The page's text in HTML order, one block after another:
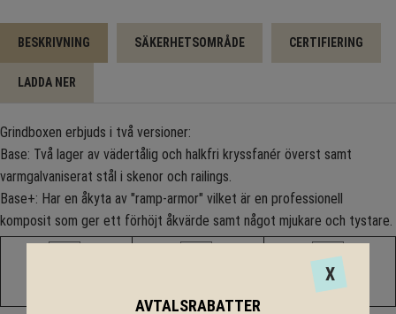
BESKRIVNING SÄKERHETSOMRÅDE CERTIFIERING
LADDA NER
Grindboxen erbjuds i två versioner:
Base: Två lager av vädertålig och halkfri kryssfanér överst samt
varmgalvaniserat stål i skenor och railings.
Base+: Har en åkyta av "ramp-armor" vilket är en professionell
komposit som ger ett förhöjt åkvärde samt något mjukare och tystare.
0.7m
X
AVTALSRABATTER